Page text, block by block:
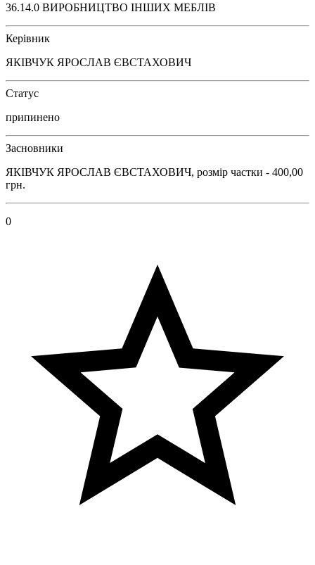
36.14.0 ВИРОБНИЦТВО ІНШИХ МЕБЛІВ
Керівник
ЯКІВЧУК ЯРОСЛАВ ЄВСТАХОВИЧ
Статус
припинено
Засновники
ЯКІВЧУК ЯРОСЛАВ ЄВСТАХОВИЧ, розмір частки - 400,00
грн.
0